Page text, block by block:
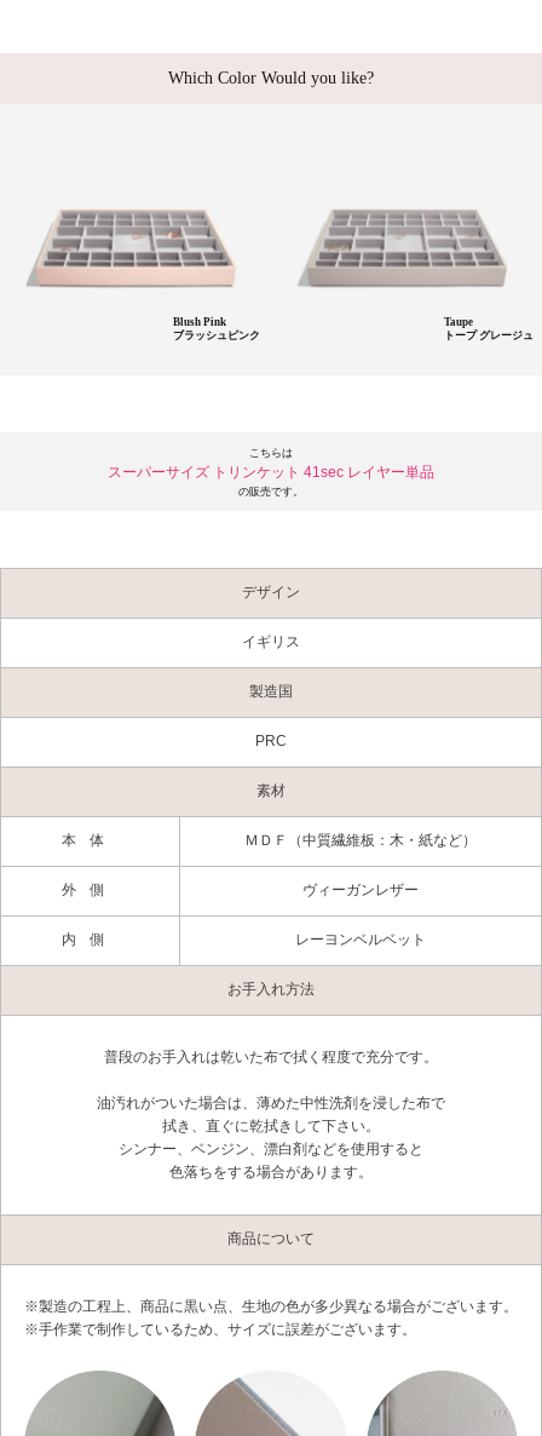
Which Color Would you like?
Blush Pink
ブラッシュピンク
Taupe
トープ グレージュ
こちらは
スーパーサイズ トリンケット 41sec レイヤー単品
の販売です。
デザイン
イギリス
製造国
PRC
素材
本体 ＭＤＦ（中質繊維板：木・紙など）
外側 ヴィーガンレザー
内側 レーヨンベルベット
お手入れ方法
普段のお手入れは乾いた布で拭く程度で充分です。
油汚れがついた場合は、薄めた中性洗剤を浸した布で
拭き、直ぐに乾拭きして下さい。
シンナー、ベンジン、漂白剤などを使用すると
色落ちをする場合があります。
商品について
※製造の工程上、商品に黒い点、生地の色が多少異なる場合がございます。
※手作業で制作しているため、サイズに誤差がございます。